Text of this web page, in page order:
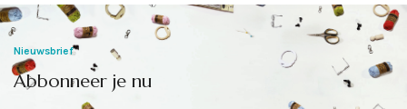
Nieuwsbrief
Abbonneer je nu